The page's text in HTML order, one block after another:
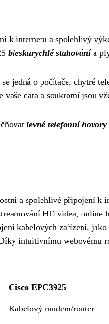
k internetu a spolehlivý
bleskurychlé stahovánía
jedná o počítače, chytré
data a soukromí jsou
levné telefonní hovory
a spolehlivé připojení k
HD videa, online
kabelových zařízení,
intuitivnímu webovému
Cisco EPC3925
Kabelový modem/router